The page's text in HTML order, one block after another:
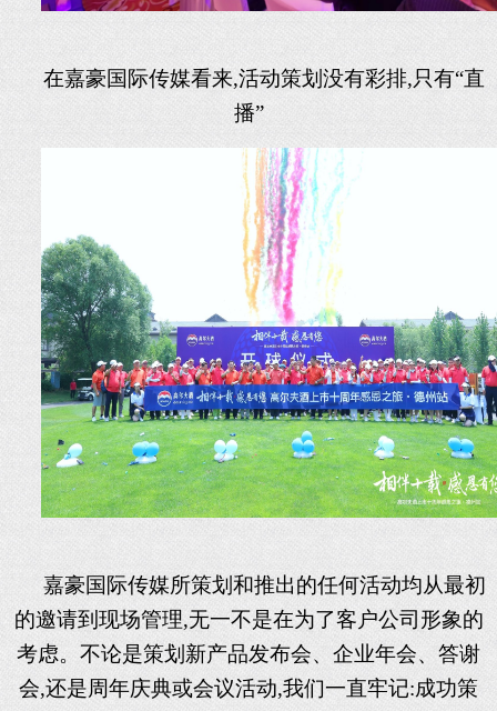
在嘉豪国际传媒看来,活动策划没有彩排,只有“直
播”
嘉豪国际传媒所策划和推出的任何活动均从最初
的邀请到现场管理,无一不是在为了客户公司形象的
考虑。不论是策划新产品发布会、企业年会、答谢
会,还是周年庆典或会议活动,我们一直牢记:成功策